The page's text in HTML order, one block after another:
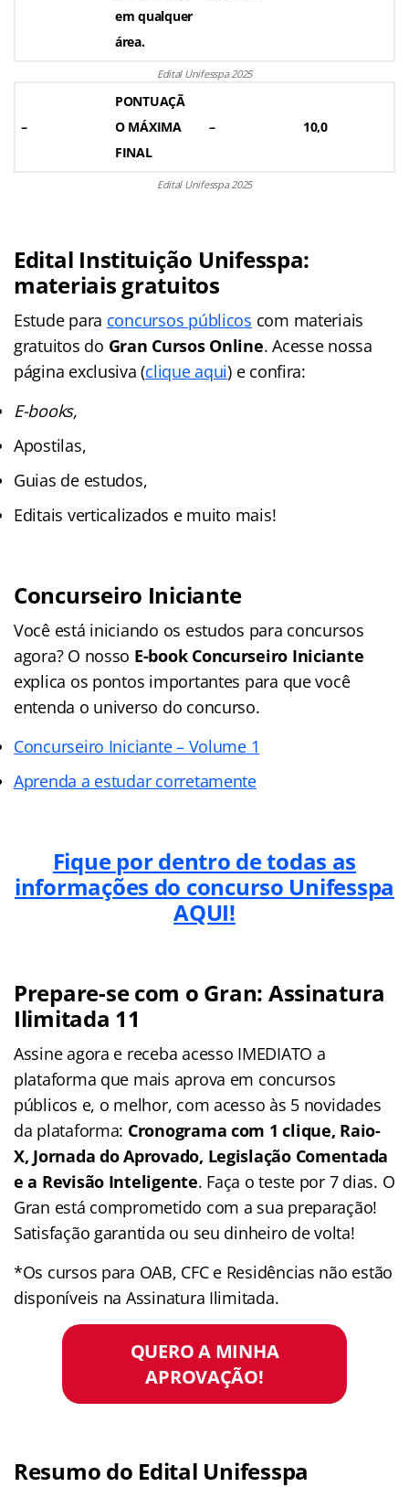
em qualquer
área.
Edital Unifesspa 2025
–
PONTUAÇÃ
O MÁXIMA
FINAL
– 10,0
Edital Unifesspa 2025
Edital Instituição Unifesspa:
materiais gratuitos
Estude para concursos públicos com materiais
gratuitos do Gran Cursos Online. Acesse nossa
página exclusiva (clique aqui) e confira:
E-books,
Apostilas,
Guias de estudos,
Editais verticalizados e muito mais!
Concurseiro Iniciante
Você está iniciando os estudos para concursos
agora? O nosso E-book Concurseiro Iniciante
explica os pontos importantes para que você
entenda o universo do concurso.
Concurseiro Iniciante – Volume 1
Aprenda a estudar corretamente
Fique por dentro de todas as
informações do concurso Unifesspa
AQUI!
Prepare-se com o Gran: Assinatura
Ilimitada 11
Assine agora e receba acesso IMEDIATO a
plataforma que mais aprova em concursos
públicos e, o melhor, com acesso às 5 novidades
da plataforma: Cronograma com 1 clique, Raio-
X, Jornada do Aprovado, Legislação Comentada
e a Revisão Inteligente. Faça o teste por 7 dias. O
Gran está comprometido com a sua preparação!
Satisfação garantida ou seu dinheiro de volta!
*Os cursos para OAB, CFC e Residências não estão
disponíveis na Assinatura Ilimitada.
QUERO A MINHA
APROVAÇÃO!
Resumo do Edital Unifesspa